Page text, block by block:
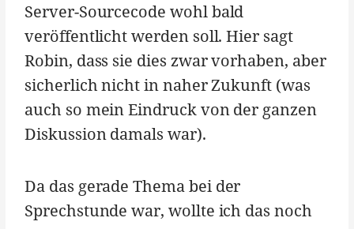
Server-Sourcecode wohl bald
veröffentlicht werden soll. Hier sagt
Robin, dass sie dies zwar vorhaben, aber
sicherlich nicht in naher Zukunft (was
auch so mein Eindruck von der ganzen
Diskussion damals war).
Da das gerade Thema bei der
Sprechstunde war, wollte ich das noch